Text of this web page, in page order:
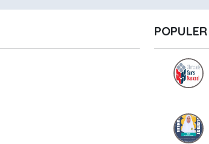
POPULER